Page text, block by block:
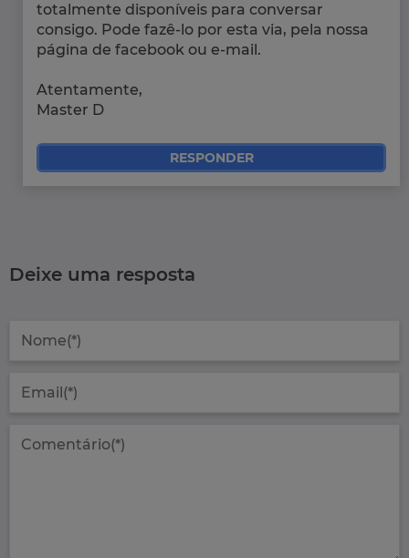
totalmente disponíveis para conversar
consigo. Pode fazê-lo por esta via, pela nossa
página de facebook ou e-mail.
Atentamente,
Master D
RESPONDER
Deixe uma resposta